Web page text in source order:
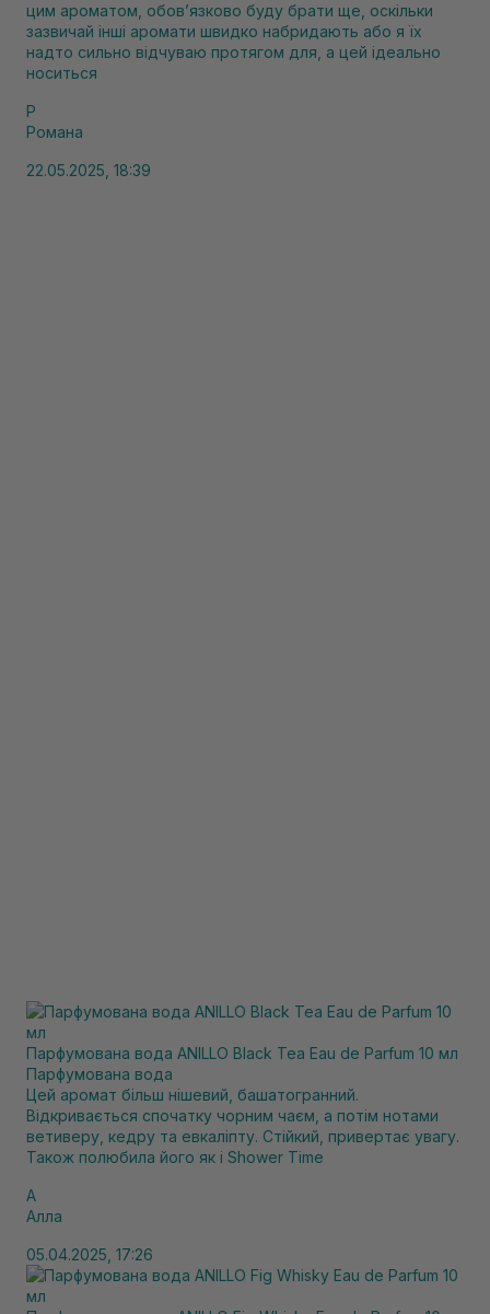
цим ароматом, обов’язково буду брати ще, оскільки
зазвичай інші аромати швидко набридають або я їх
надто сильно відчуваю протягом для, а цей ідеально
носиться
Р
Романа
22.05.2025, 18:39
Парфумована вода ANILLO Black Tea Eau de Parfum 10 мл
Парфумована вода
Цей аромат більш нішевий, башатогранний.
Відкривається спочатку чорним чаєм, а потім нотами
ветиверу, кедру та евкаліпту. Стійкий, привертає увагу.
Також полюбила його як і Shower Time
А
Алла
05.04.2025, 17:26